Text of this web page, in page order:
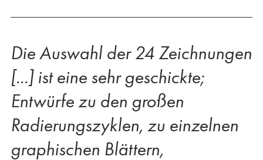
Die Auswahl der 24 Zeichnungen
[...] ist eine sehr geschickte;
Entwürfe zu den großen
Radierungszyklen, zu einzelnen
graphischen Blättern,